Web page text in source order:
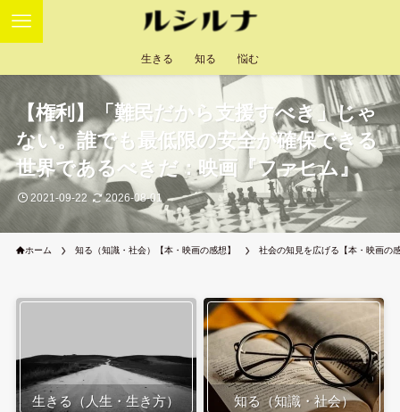
生きる 知る 悩む
【権利】「難民だから支援すべき」じゃ
ない。誰でも最低限の安全が確保できる
世界であるべきだ：映画『ファヒム』
2021-09-22 2026-08-01
ホーム 知る（知識・社会）【本・映画の感想】 社会の知見を広げる【本・映画の
生きる（人生・生き方） 知る（知識・社会）